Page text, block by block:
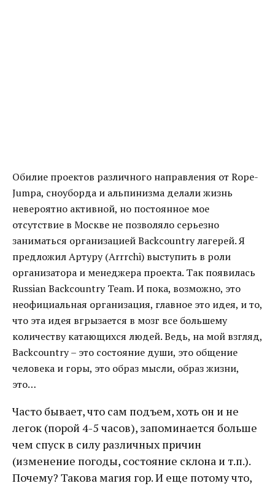
Обилие проектов различного направления от Rope-
Jumpa, сноуборда и альпинизма делали жизнь
невероятно активной, но постоянное мое
отсутствие в Москве не позволяло серьезно
заниматься организацией Backcountry лагерей. Я
предложил Артуру (Arrrchi) выступить в роли
организатора и менеджера проекта. Так появилась
Russian Backcountry Team. И пока, возможно, это
неофициальная организация, главное это идея, и то,
что эта идея вгрызается в мозг все большему
количеству катающихся людей. Ведь, на мой взгляд,
Backcountry – это состояние души, это общение
человека и горы, это образ мысли, образ жизни,
это…
Часто бывает, что сам подъем, хоть он и не
легок (порой 4-5 часов), запоминается больше
чем спуск в силу различных причин
(изменение погоды, состояние склона и т.п.).
Почему? Такова магия гор. И еще потому что,